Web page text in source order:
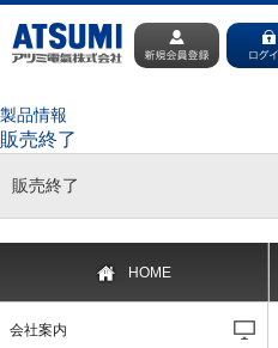
製品情報
販売終了
販売終了
HOME
会社案内